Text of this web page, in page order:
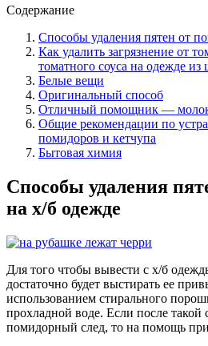
Содержание
Способы удаления пятен от
Как удалить загрязнение от
томатного соуса на одежде из
Белые вещи
Оригинальный способ
Отличный помощник —
Общие рекомендации по
помидоров и кетчупа
Бытовая химия
Способы удаления
на х/б одежде
Для того чтобы вывести с х/б
достаточно будет выстирать ее
использованием стирального
прохладной воде. Если после такой
помидорный след, то на помощь